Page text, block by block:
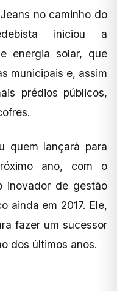
no caminho do
iniciou a
energia solar, que
municipais e, assim
prédios públicos,
quem lançará para
ano, com o
inovador de gestão
ainda em 2017. Ele,
fazer um sucessor
dos últimos anos.